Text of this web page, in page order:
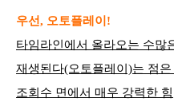
우선, 오토플레이!
타임라인에서 올라오는 수많
재생된다(오토플레이)는 점
조회수 면에서 매우 강력한 힘